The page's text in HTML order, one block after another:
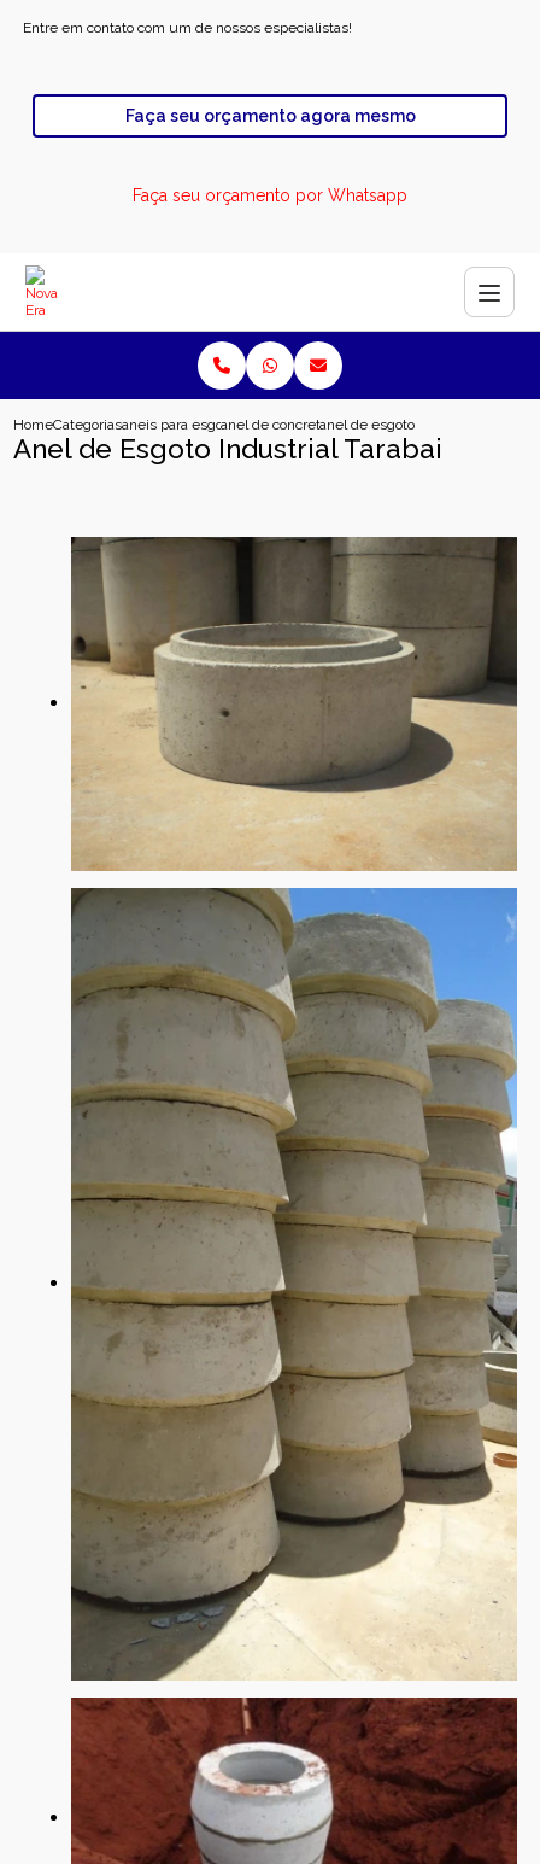
Entre em contato com um de nossos especialistas!
Faça seu orçamento agora mesmo
Faça seu orçamento por Whatsapp
HomeCategoriasaneis para esgotoanel de concreto pre moldado para esgoto
anel de esgoto industrial tarabai
Anel de Esgoto Industrial Tarabai